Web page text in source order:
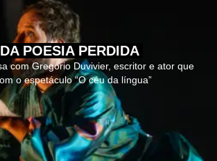
POESIA PERDIDA
com Gregório Duvivier, escritor e ator que
o espetáculo “O céu da língua”